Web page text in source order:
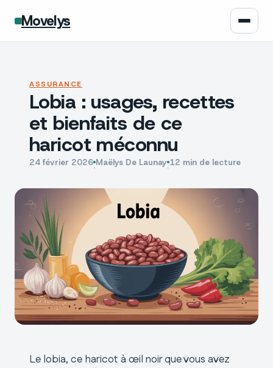
Movelys
Moto
Assurance
Écologie
Tech
ASSURANCE
Lobia : usages, recettes
et bienfaits de ce
haricot méconnu
24 février 2026·Maëlys De Launay·12 min de lecture
Le lobia, ce haricot à œil noir que vous avez